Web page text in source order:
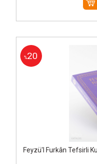
%20
Feyzü'l Furkân Tefsirli